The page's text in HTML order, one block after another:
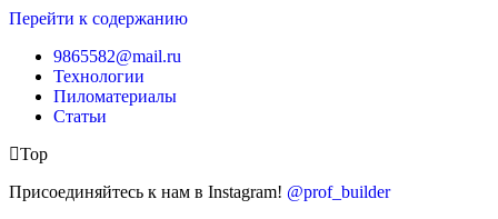
Перейти к содержанию
9865582@mail.ru
Технологии
Пиломатериалы
Статьи
Top
Присоединяйтесь к нам в Instagram! @prof_builder